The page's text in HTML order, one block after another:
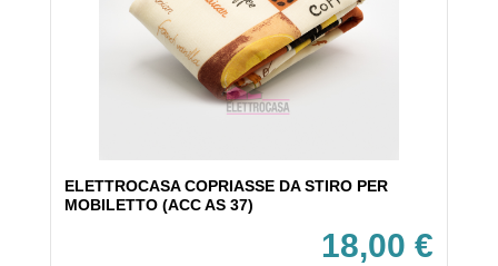
ELETTROCASA COPRIASSE DA STIRO PER
MOBILETTO (ACC AS 37)
18,00 €